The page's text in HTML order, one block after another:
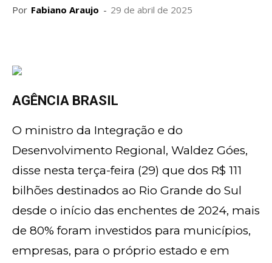
Por Fabiano Araujo - 29 de abril de 2025
AGÊNCIA BRASIL
O ministro da Integração e do
Desenvolvimento Regional, Waldez Góes,
disse nesta terça-feira (29) que dos R$ 111
bilhões destinados ao Rio Grande do Sul
desde o início das enchentes de 2024, mais
de 80% foram investidos para municípios,
empresas, para o próprio estado e em